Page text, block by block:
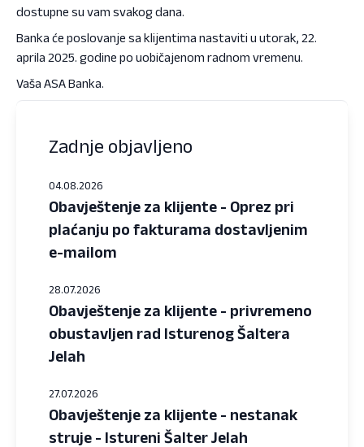
dostupne su vam svakog dana.
Banka će poslovanje sa klijentima nastaviti u utorak, 22.
aprila 2025. godine po uobičajenom radnom vremenu.
Vaša ASA Banka.
Zadnje objavljeno
04.08.2026
Obavještenje za klijente - Oprez pri
plaćanju po fakturama dostavljenim
e-mailom
28.07.2026
Obavještenje za klijente - privremeno
obustavljen rad Isturenog Šaltera
Jelah
27.07.2026
Obavještenje za klijente - nestanak
struje - Istureni Šalter Jelah